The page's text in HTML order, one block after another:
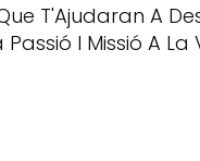
T'Ajudaran A
I Missió A La